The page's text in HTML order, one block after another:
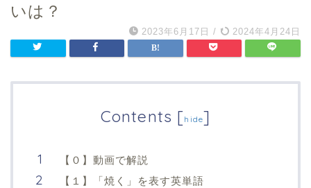
いは？
2023年6月17日 / 2024年4月24日
Contents [hide]
【０】動画で解説
【１】「焼く」を表す英単語